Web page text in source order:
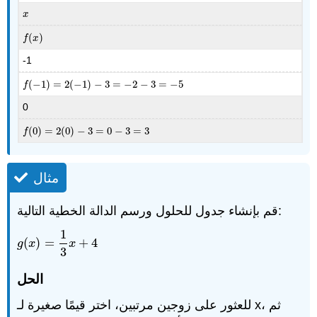
x
x
f(x)
f(x)
-1
f(−1) = 2(−1) − 3 = −2 − 3 = −5
f(−1)= 2(−1)−3= −2 −3=−5
0
f(0) = 2(0) − 3 = 0 − 3 = 3
f(0)= 2( 0)−3 =0 −3=3
مثال
قم بإنشاء جدول للحلول ورسم الدالة الخطية التالية:
g(x) =
1
3
x + 4
g(x)=1 3x+4
الحل
للعثور على زوجين مرتبين، اختر قيمًا صغيرة لـ x، ثم